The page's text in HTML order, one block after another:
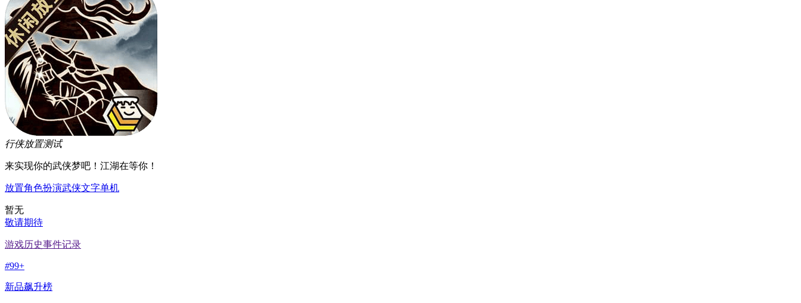
行侠放置测试
来实现你的武侠梦吧！江湖在等你！
放置角色扮演武侠文字单机
暂无
敬请期待
游戏历史事件记录
#99+
新品飙升榜